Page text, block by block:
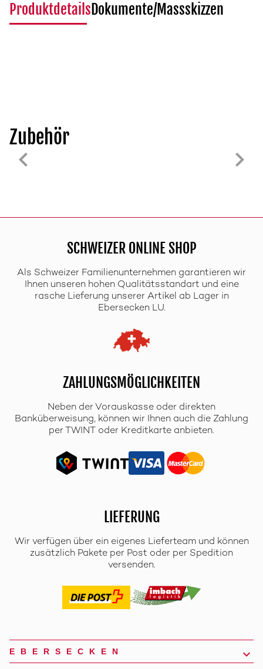
ProduktdetailsDokumente/Massskizzen
Zubehör
SCHWEIZER ONLINE SHOP
Als Schweizer Familienunternehmen garantieren wir
Ihnen unseren hohen Qualitätsstandart und eine
rasche Lieferung unserer Artikel ab Lager in
Ebersecken LU.
ZAHLUNGSMÖGLICHKEITEN
Neben der Vorauskasse oder direkten
Banküberweisung, können wir Ihnen auch die Zahlung
per TWINT oder Kreditkarte anbieten.
LIEFERUNG
Wir verfügen über ein eigenes Lieferteam und können
zusätzlich Pakete per Post oder per Spedition
versenden.
EBERSECKEN